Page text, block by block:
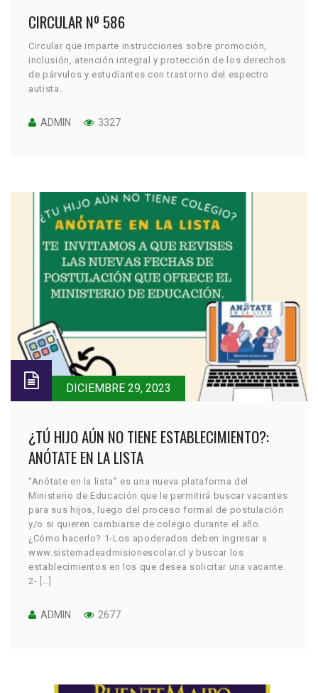
CIRCULAR Nº 586
Circular que imparte instrucciones sobre promoción,
inclusión, atención integral y protección de los derechos
de párvulos y estudiantes con trastorno del espectro
autista.
ADMIN 3327
DICIEMBRE 29, 2023
¿TÚ HIJO AÚN NO TIENE ESTABLECIMIENTO?:
ANÓTATE EN LA LISTA
“Anótate en la lista” es una nueva plataforma del
Ministerio de Educación que le permitirá buscar vacantes
para sus hijos, luego del proceso formal de postulación
y/o si quieren cambiarse de colegio durante el año.
¿Cómo hacerlo? 1-Los apoderados deben ingresar a
www.sistemadeadmisionescolar.cl y buscar los
establecimientos en los que desea solicitar una vacante.
2- […]
ADMIN 2677